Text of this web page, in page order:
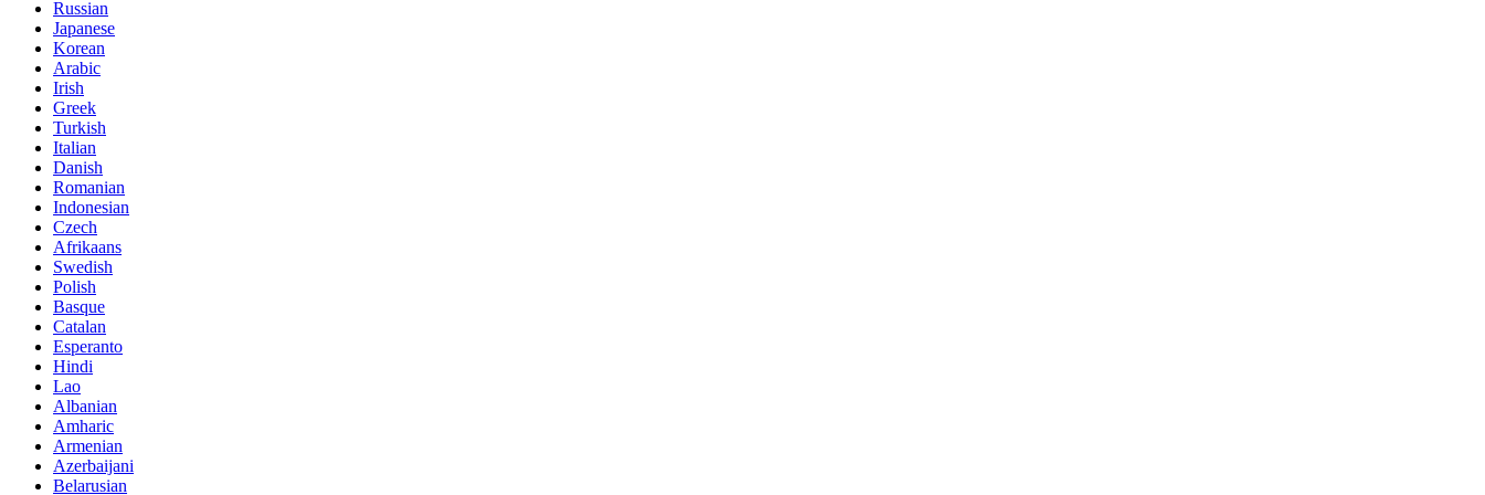
Russian
Japanese
Korean
Arabic
Irish
Greek
Turkish
Italian
Danish
Romanian
Indonesian
Czech
Afrikaans
Swedish
Polish
Basque
Catalan
Esperanto
Hindi
Lao
Albanian
Amharic
Armenian
Azerbaijani
Belarusian